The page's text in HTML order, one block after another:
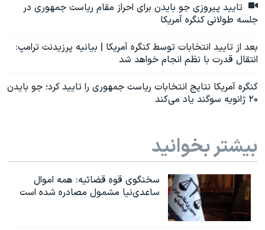
تایید پیروزی جو بایدن برای احراز مقام ریاست جمهوری در
جلسه طولانی کنگره آمریکا
بعد از تایید انتخابات توسط کنگره آمریکا | بیانیه ‌پرزیدنت ترامپ:
انتقال قدرت با نظم انجام خواهد شد
کنگره آمریکا نتایج انتخابات ریاست جمهوری را تایید کرد؛ جو بایدن
۲۰ ژانویه سوگند یاد می‌کند
بیشتر بخوانید
سخنگوی قوه قضائیه: همه اموال
ساعدی‌نیا مشمول مصادره شده است